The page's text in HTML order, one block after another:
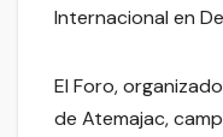
Internacional en
El Foro,
de Atemajac,